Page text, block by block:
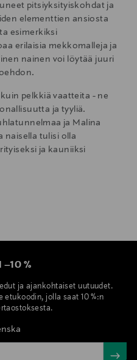
pitsiyksityiskohdat ja
elementtien ansiosta
esimerkiksi
erilaisia mekkomalleja ja
nainen voi löytää juuri
pelkkiä vaatteita - ne
ja tyyliä.
ja Malina
naisella tulisi olla
ja kauniiksi
–10 %
ja ajankohtaiset uutuudet.
jolla saat 10 %:n